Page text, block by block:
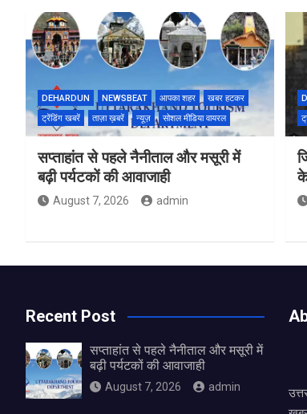
DEHARDUN NEWSBEAT आपका शहर
खबर हटकर
ट्रेंडिंग खबरें
ताज़ा ख़बरें न्यूज़ सोशल मीडिया वायरल
सप्ताहांत से पहले नैनीताल और मसूरी में
बढ़ी पर्यटकों की आवाजाही
August 7, 2026 admin
Recent Post
सप्ताहांत से पहले नैनीताल और मसूरी में
बढ़ी पर्यटकों की आवाजाही
August 7, 2026 admin